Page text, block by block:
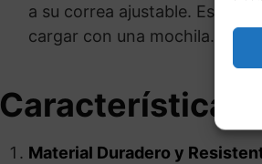
a su correa ajustable. Esto
cargar con una mochila.
Características
Material Duradero y